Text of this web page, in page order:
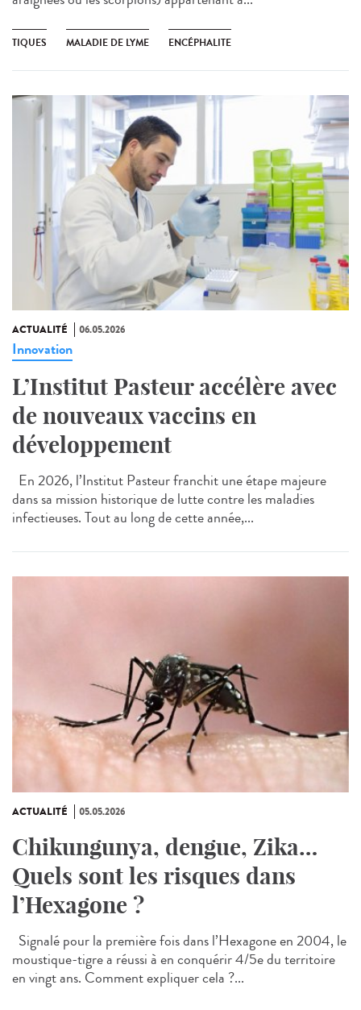
TIQUES MALADIE DE LYME ENCÉPHALITE
ACTUALITÉ 06.05.2026
Innovation
L’Institut Pasteur accélère avec
de nouveaux vaccins en
développement
En 2026, l’Institut Pasteur franchit une étape majeure
dans sa mission historique de lutte contre les maladies
infectieuses. Tout au long de cette année,...
ACTUALITÉ 05.05.2026
Chikungunya, dengue, Zika…
Quels sont les risques dans
l’Hexagone ?
Signalé pour la première fois dans l’Hexagone en 2004, le
moustique-tigre a réussi à en conquérir 4/5e du territoire
en vingt ans. Comment expliquer cela ?...